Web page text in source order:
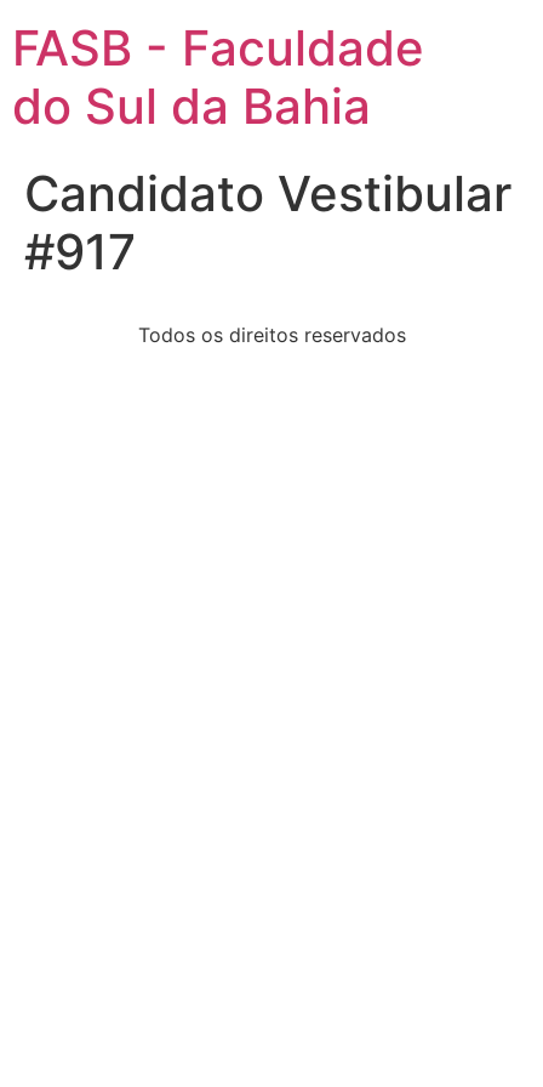
FASB - Faculdade
do Sul da Bahia
Candidato Vestibular
#917
Todos os direitos reservados